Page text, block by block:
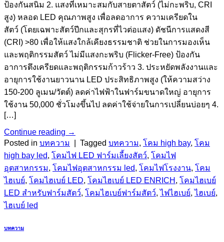
ป้องกันสนิม 2. แสงที่เหมาะสมกับสายตาสัตว์ (ไม่กะพริบ, CRI
สูง) หลอด LED คุณภาพสูง เพื่อลดอาการ ความเครียดใน
สัตว์ (โดยเฉพาะสัตว์ปีกและสุกรที่ไวต่อแสง) ดัชนีการแสดงสี
(CRI) >80 เพื่อให้แสงใกล้เคียงธรรมชาติ ช่วยในการมองเห็น
และพฤติกรรมสัตว์ ไม่มีแสงกะพริบ (Flicker-Free) ป้องกัน
อาการตึงเครียดและพฤติกรรมก้าวร้าว 3. ประหยัดพลังงานและ
อายุการใช้งานยาวนาน LED ประสิทธิภาพสูง (ให้ความสว่าง
150-200 ลูเมน/วัตต์) ลดค่าไฟฟ้าในฟาร์มขนาดใหญ่ อายุการ
ใช้งาน 50,000 ชั่วโมงขึ้นไป ลดค่าใช้จ่ายในการเปลี่ยนบ่อยๆ 4.
[…]
Continue reading →
Posted in บทความ Tagged บทความ, โคม high bay, โคม
high bay led, โคมไฟ LED ฟาร์มเลี้ยงสัตว์, โคมไฟ
อุตสาหกรรม, โคมไฟอุตสาหกรรม led, โคมไฟโรงงาน, โคม
ไฮเบย์, โคมไฮเบย์ LED, โคมไฮเบย์ LED ENRICH , โคมไฮเบย์
LED สำหรับฟาร์มสัตว์, โคมไฮเบย์ฟาร์มสัตว์,ไฟไฮเบย์,ไฮเบย์,
ไฮเบย์ led
บทความ